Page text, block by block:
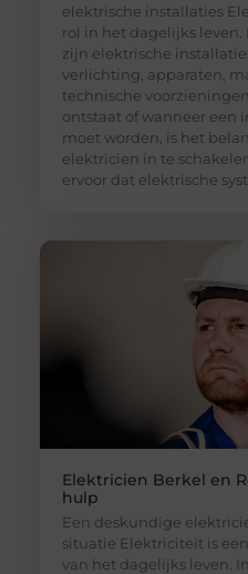
elektrische installaties
rol in het dagelijks
zijn elektrische
verlichting, apparaten,
technische
ontstaat of wanneer een
moet worden, is het
elektricien in te
ervoor dat elektrische
Elektricien Berkel en
hulp
Een deskundige
situatie Elektriciteit is
van het dagelijks leven.